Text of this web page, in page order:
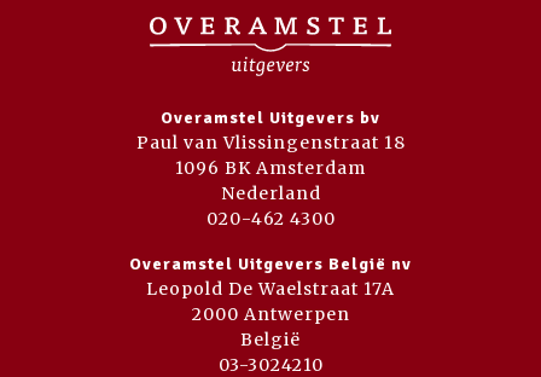
Overamstel Uitgevers bv
Paul van Vlissingenstraat 18
1096 BK Amsterdam
Nederland
020-462 4300
Overamstel Uitgevers België nv
Leopold De Waelstraat 17A
2000 Antwerpen
België
03-3024210